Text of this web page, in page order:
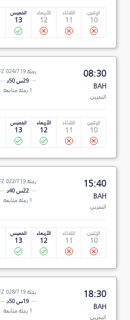
الإثنين
10
الثلاثاء
11
الأربعاء
12
الخميس
13
08:30
BAH
البحرين
رحلة FZ 024/719
29س 50د
1 رحلة متابعة
الإثنين
10
الثلاثاء
11
الأربعاء
12
الخميس
13
15:40
BAH
البحرين
رحلة FZ 022/719
22س 40د
1 رحلة متابعة
الإثنين
10
الثلاثاء
11
الأربعاء
12
الخميس
13
18:30
BAH
البحرين
رحلة FZ 028/719
19س 50د
1 رحلة متابعة